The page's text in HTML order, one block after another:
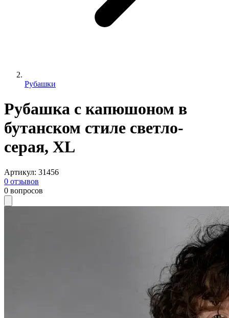
Рубашки
Рубашка с капюшоном в
бутанском стиле светло-
серая, XL
Артикул: 31456
0 отзывов
0 вопросов